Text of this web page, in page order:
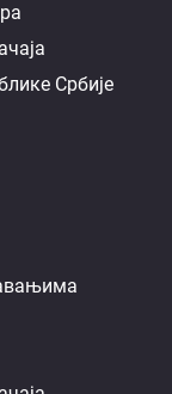
Србије